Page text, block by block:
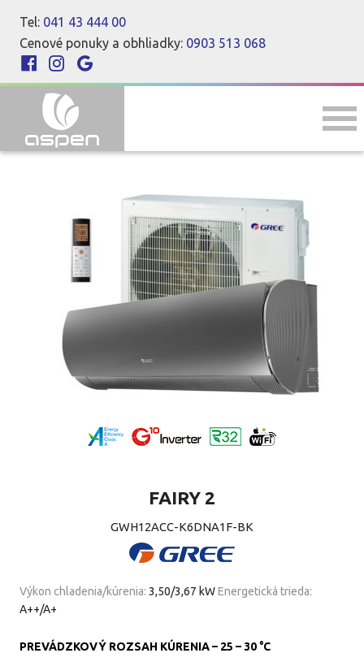
Tel: 041 43 444 00
Cenové ponuky a obhliadky: 0903 513 068
FAIRY 2
GWH12ACC-K6DNA1F-BK
Výkon chladenia/kúrenia: 3,50/3,67 kWEnergetická trieda:
A++/A+
PREVÁDZKOVÝ ROZSAH KÚRENIA – 25 – 30°C